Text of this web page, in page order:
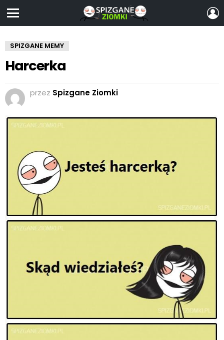
SPIZGANE MEMY
Harcerka
przez Spizgane Ziomki